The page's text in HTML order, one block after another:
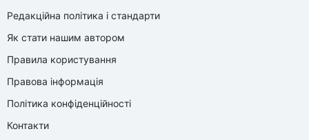
Редакційна політика і стандарти
Як стати нашим автором
Правила користування
Правова інформація
Політика конфіденційності
Контакти